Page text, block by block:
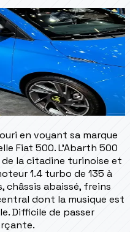
en voyant sa marque
Fiat 500. L'Abarth 500
la citadine turinoise et
1.4 turbo de 135 à
châssis abaissé, freins
dont la musique est
Difficile de passer